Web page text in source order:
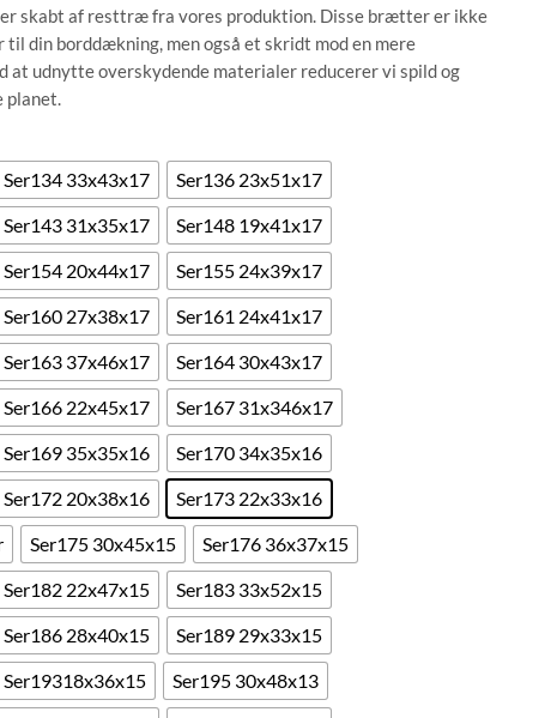
skabt af resttræ fra vores produktion. Disse brætter er ikke
din borddækning, men også et skridt mod en mere
at udnytte overskydende materialer reducerer vi spild og
planet.
Ser134 33x43x17
Ser136 23x51x17
Ser143 31x35x17
Ser148 19x41x17
Ser154 20x44x17
Ser155 24x39x17
Ser160 27x38x17
Ser161 24x41x17
Ser163 37x46x17
Ser164 30x43x17
Ser166 22x45x17
Ser167 31x346x17
Ser169 35x35x16
Ser170 34x35x16
Ser172 20x38x16
Ser173 22x33x16
Ser175 30x45x15
Ser176 36x37x15
Ser182 22x47x15
Ser183 33x52x15
Ser186 28x40x15
Ser189 29x33x15
Ser19318x36x15
Ser195 30x48x13